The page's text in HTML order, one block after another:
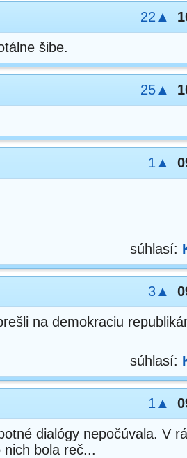
22▲
šibe.
25▲
1▲
súhlasí:
3▲
na demokraciu
súhlasí:
1▲
dialógy nepočúvala. V
bola reč...